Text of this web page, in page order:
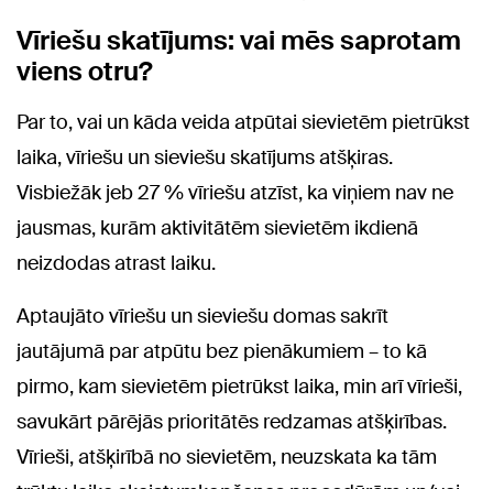
Vīriešu skatījums: vai mēs saprotam
viens otru?
Par to, vai un kāda veida atpūtai sievietēm pietrūkst
laika, vīriešu un sieviešu skatījums atšķiras.
Visbiežāk jeb 27 % vīriešu atzīst, ka viņiem nav ne
jausmas, kurām aktivitātēm sievietēm ikdienā
neizdodas atrast laiku.
Aptaujāto vīriešu un sieviešu domas sakrīt
jautājumā par atpūtu bez pienākumiem – to kā
pirmo, kam sievietēm pietrūkst laika, min arī vīrieši,
savukārt pārējās prioritātēs redzamas atšķirības.
Vīrieši, atšķirībā no sievietēm, neuzskata ka tām